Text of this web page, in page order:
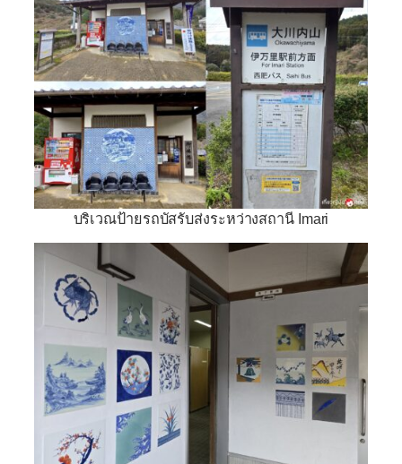
บริเวณป้ายรถบัสรับส่งระหว่างสถานี Imari